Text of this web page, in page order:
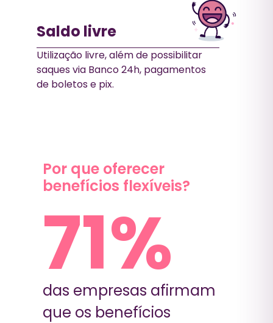
Saldo livre
Utilização livre, além de possibilitar
saques via Banco 24h, pagamentos
de boletos e pix.
Por que oferecer
benefícios flexíveis?
71%
das empresas afirmam
que os benefícios